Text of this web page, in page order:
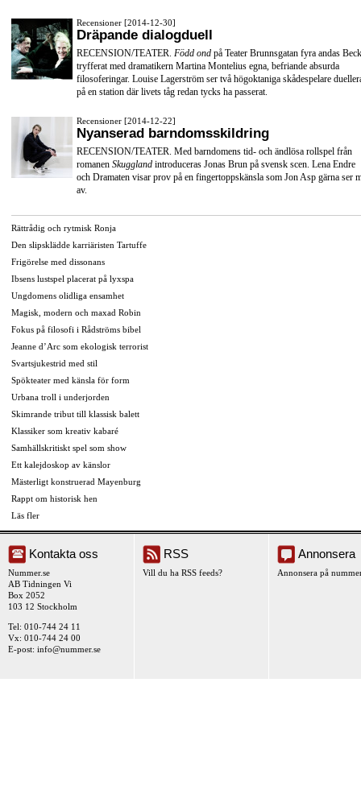
Recensioner [2014-12-30]
Dräpande dialogduell
RECENSION/TEATER. Född ond på Teater Brunnsgatan fyra andas
tryfferat med dramatikern Martina Montelius egna, befriande absurda
filosoferingar. Louise Lagerström ser två högoktaniga skådespelare
på en station där livets tåg redan tycks ha passerat.
Recensioner [2014-12-22]
Nyanserad barndomsskildring
RECENSION/TEATER. Med barndomens tid- och ändlösa rollspel från
romanen Skuggland introduceras Jonas Brun på svensk scen. Lena Endre
och Dramaten visar prov på en fingertoppskänsla som Jon Asp gärna ser
av.
Rättrådig och rytmisk Ronja
Den slipsklädde karriäristen Tartuffe
Frigörelse med dissonans
Ibsens lustspel placerat på lyxspa
Ungdomens olidliga ensamhet
Magisk, modern och maxad Robin
Fokus på filosofi i Rådströms bibel
Jeanne d’Arc som ekologisk terrorist
Svartsjukestrid med stil
Spökteater med känsla för form
Urbana troll i underjorden
Skimrande tribut till klassisk balett
Klassiker som kreativ kabaré
Samhällskritiskt spel som show
Ett kalejdoskop av känslor
Mästerligt konstruerad Mayenburg
Rappt om historisk hen
Läs fler
Kontakta oss
Nummer.se
AB Tidningen Vi
Box 2052
103 12 Stockholm
Tel: 010-744 24 11
Vx: 010-744 24 00
E-post: info@nummer.se
RSS
Vill du ha RSS feeds?
Annonsera
Annonsera på